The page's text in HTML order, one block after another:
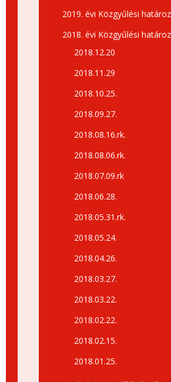
2019. évi Közgyűlési
2018. évi Közgyűlési
2018.12.20
2018.11.29
2018.10.25.
2018.09.27.
2018.08.16.rk.
2018.08.06.rk.
2018.07.09.rk
2018.06.28.
2018.05.31.rk.
2018.05.24.
2018.04.26.
2018.03.27.
2018.03.22.
2018.02.22.
2018.02.15.
2018.01.25.